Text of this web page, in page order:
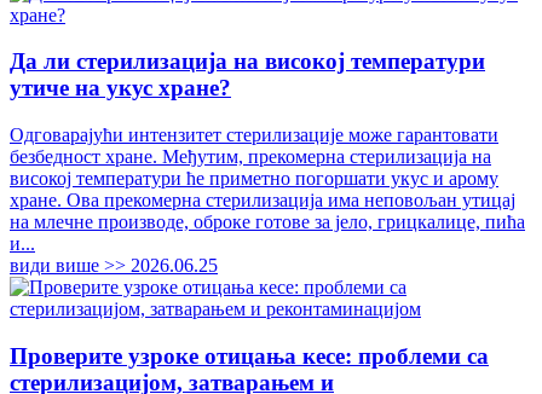
Да ли стерилизација на високој температури
утиче на укус хране?
Одговарајући интензитет стерилизације може гарантовати
безбедност хране. Међутим, прекомерна стерилизација на
високој температури ће приметно погоршати укус и арому
хране. Ова прекомерна стерилизација има неповољан утицај
на млечне производе, оброке готове за јело, грицкалице, пића
и...
види више >> 2026.06.25
Проверите узроке отицања кесе: проблеми са
стерилизацијом, затварањем и